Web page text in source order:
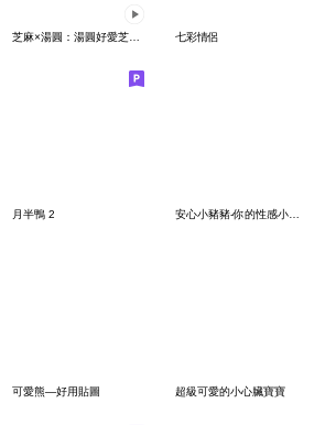
七彩情侶
月半鴨 2 安心小豬豬-你的性感小野豬已上線
可愛熊—好用貼圖 超級可愛的小心臟寶寶